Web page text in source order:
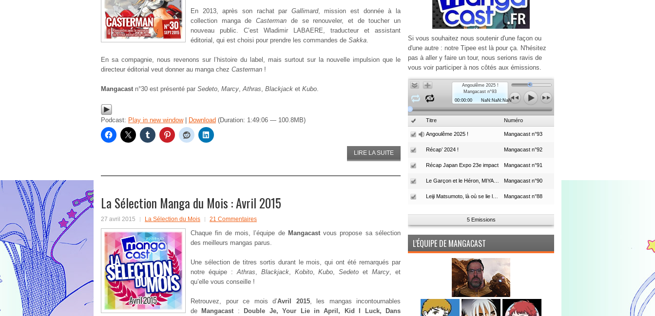
En 2013, après son rachat par Gallimard, mission est donnée à la
collection manga deCasterman de se renouveler, et de toucher un
nouveau public. C’est Wladimir LABAERE, traducteur et assistant
éditorial, qui est choisi pour prendre les commandes de Sakka.
En sa compagnie, nous revenons sur l’histoire du label, mais surtout sur la nouvelle impulsion que le
directeur éditorial veut donner au manga chez Casterman !
Mangacast n°30 est présenté par Sedeto, Marcy,Athras, Blackjack et Kubo.
Podcast: Play in new window| Download (Duration: 1:49:06 — 100.8MB)
LIRE LA SUITE
La Sélection Manga du Mois : Avril 2015
27 avril 2015 La Sélection du Mois 21 Commentaires
Chaque fin de mois, l’équipe de Mangacastvous propose sa sélection
des meilleurs mangas parus.
Une sélection de titres sortis durant le mois, qui ont été remarqués par
notre équipe :Athras, Blackjack, Kobito,Kubo,Sedeto etMarcy, et
qu’elle vous conseille !
Retrouvez, pour ce mois d’Avril 2015, les mangas incontournables
de
Mangacast :
Double Je, Your Lie in April, Kid I Luck, Dans
Si vous souhaitez nous soutenir d'une façon ou
d'une autre : notre Tipee est là pour ça. N'hésitez
pas à aller y faire un tour, nous serions ravis de
vous voir participer à nos côtés aux émissions.
Angoulême 2025 !
Mangacast n°93
00:00:00
NaN:NaN:NaN
Titre Numéro
Angoulême 2025 ! Mangacast n°93
Récap’ 2024 ! Mangacast n°92
Récap Japan Expo 23e impact Mangacast n°91
Mangacast n°90
Mangacast n°88
5 Emissions
L’ÉQUIPE DE MANGACAST